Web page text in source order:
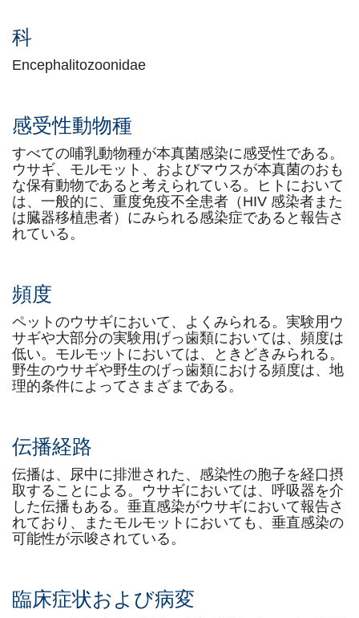
科
Encephalitozoonidae
感受性動物種
すべての哺乳動物種が本真菌感染に感受性である。
ウサギ、モルモット、およびマウスが本真菌のおも
な保有動物であると考えられている。ヒトにおいて
は、一般的に、重度免疫不全患者（HIV 感染者また
は臓器移植患者）にみられる感染症であると報告さ
れている。
頻度
ペットのウサギにおいて、よくみられる。実験用ウ
サギや大部分の実験用げっ歯類においては、頻度は
低い。モルモットにおいては、ときどきみられる。
野生のウサギや野生のげっ歯類における頻度は、地
理的条件によってさまざまである。
伝播経路
伝播は、尿中に排泄された、感染性の胞子を経口摂
取することによる。ウサギにおいては、呼吸器を介
した伝播もある。垂直感染がウサギにおいて報告さ
れており、またモルモットにおいても、垂直感染の
可能性が示唆されている。
臨床症状および病変